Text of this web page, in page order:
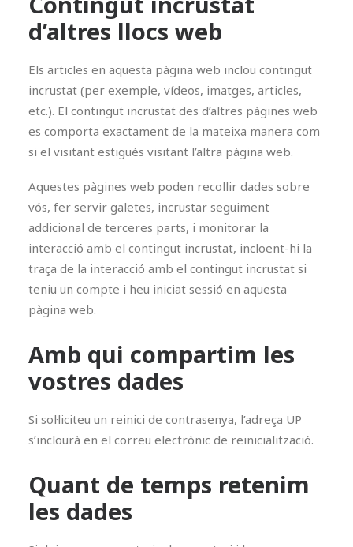
d’altres llocs web
Els articles en aquesta pàgina web inclou contingut
incrustat (per exemple, vídeos, imatges, articles,
etc.). El contingut incrustat des d’altres pàgines web
es comporta exactament de la mateixa manera com
si el visitant estigués visitant l’altra pàgina web.
Aquestes pàgines web poden recollir dades sobre
vós, fer servir galetes, incrustar seguiment
addicional de terceres parts, i monitorar la
interacció amb el contingut incrustat, incloent-hi la
traça de la interacció amb el contingut incrustat si
teniu un compte i heu iniciat sessió en aquesta
pàgina web.
Amb qui compartim les
vostres dades
Si sol·liciteu un reinici de contrasenya, l’adreça UP
s’inclourà en el correu electrònic de reinicialització.
Quant de temps retenim
les dades